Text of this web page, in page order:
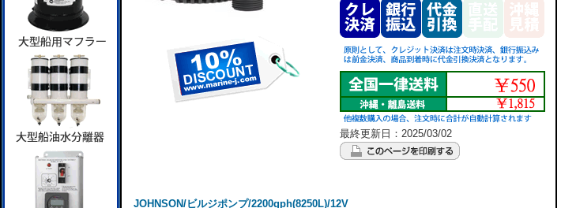
最終更新日：2025/03/02
JOHNSON/ビルジポンプ/2200gph(8250L)/12V